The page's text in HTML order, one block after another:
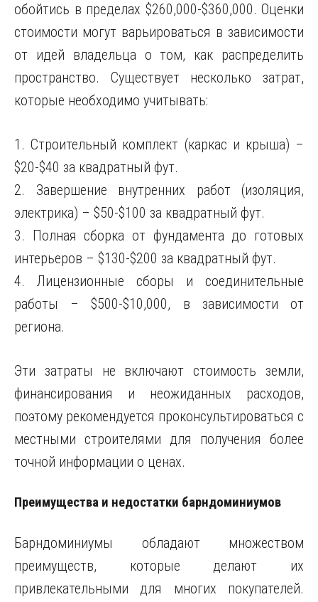
обойтись в пределах $260,000-$360,000. Оценки
стоимости могут варьироваться в зависимости
от идей владельца о том, как распределить
пространство. Существует несколько затрат,
которые необходимо учитывать:
1. Строительный комплект (каркас и крыша) –
$20-$40 за квадратный фут.
2. Завершение внутренних работ (изоляция,
электрика) – $50-$100 за квадратный фут.
3. Полная сборка от фундамента до готовых
интерьеров – $130-$200 за квадратный фут.
4. Лицензионные сборы и соединительные
работы – $500-$10,000, в зависимости от
региона.
Эти затраты не включают стоимость земли,
финансирования и неожиданных расходов,
поэтому рекомендуется проконсультироваться с
местными строителями для получения более
точной информации о ценах.
Преимущества и недостатки барндоминиумов
Барндоминиумы обладают множеством
преимуществ, которые делают их
привлекательными для многих покупателей.